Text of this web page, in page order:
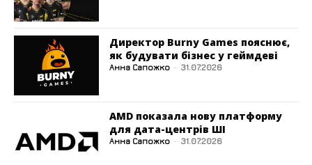
Директор Burny Games пояснює,
як будувати бізнес у геймдеві
Анна Сапожко - 31.07.2026
AMD показала нову платформу
для дата-центрів ШІ
Анна Сапожко - 31.07.2026